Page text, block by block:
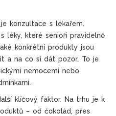
konzultace s lékařem.
léky, které senioři pravidelně
konkrétní produkty jsou
a na co si dát pozor. To je
nemocemi nebo
klíčový faktor. Na trhu je k
– od čokolád, přes